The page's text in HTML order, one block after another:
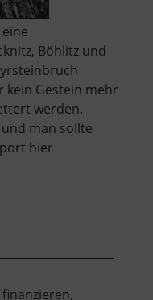
Böhlitz und
kein Gestein mehr
werden.
man sollte
hier